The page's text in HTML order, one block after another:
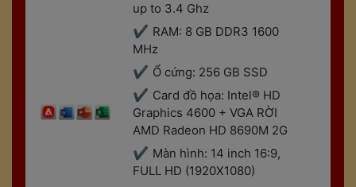
up to 3.4 Ghz
RAM: 8 GB DDR3 1600
MHz
Ổ cứng: 256 GB SSD
Card đồ họa: Intel® HD
Graphics 4600 + VGA RỜI
AMD Radeon HD 8690M 2G
Màn hình: 14 inch 16:9,
FULL HD (1920X1080)